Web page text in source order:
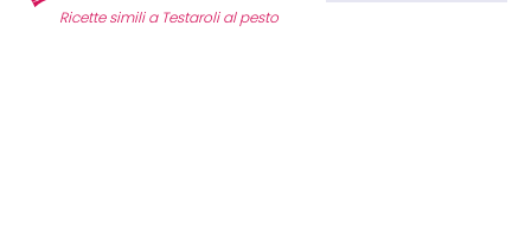
Ricette simili a Testaroli al pesto